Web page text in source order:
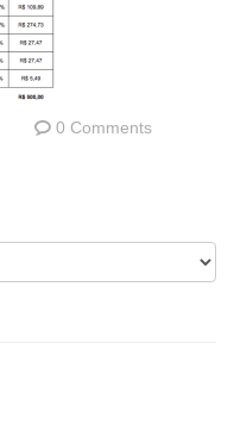
0 Comments